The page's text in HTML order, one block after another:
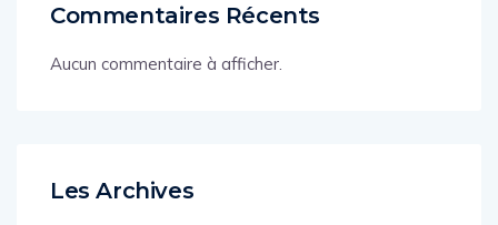
Commentaires Récents
Aucun commentaire à afficher.
Les Archives